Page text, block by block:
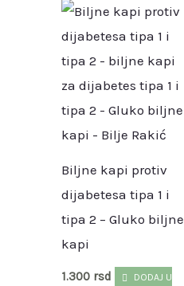
Biljne kapi protiv
dijabetesa tipa 1 i
tipa 2 – Gluko biljne
kapi
1.300 rsd DODAJ U